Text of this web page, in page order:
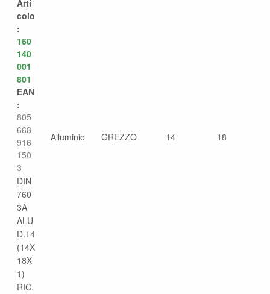
Arti
colo
:
160
140
001
801
EAN
:
805
668
916
150
3
DIN
760
3A
ALU
D.14
(14X
18X
1)
RIC.
Alluminio GREZZO 14 18